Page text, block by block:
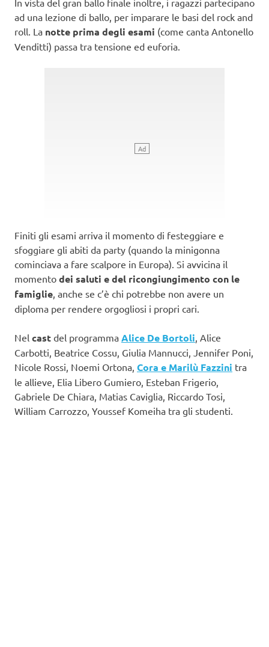
ad una lezione di ballo, per imparare le basi del rock and
roll. La notte prima degli esami (come canta Antonello
Venditti) passa tra tensione ed euforia.
Finiti gli esami arriva il momento di festeggiare e
sfoggiare gli abiti da party (quando la minigonna
cominciava a fare scalpore in Europa). Si avvicina il
momento dei saluti e del ricongiungimento con le
famiglie , anche se c’è chi potrebbe non avere un
diploma per rendere orgogliosi i propri cari.
Nel cast del programma Alice De Bortoli , Alice
Carbotti, Beatrice Cossu, Giulia Mannucci, Jennifer Poni,
Nicole Rossi, Noemi Ortona, Cora e Marilù Fazzini tra
le allieve, Elia Libero Gumiero, Esteban Frigerio,
Gabriele De Chiara, Matias Caviglia, Riccardo Tosi,
William Carrozzo, Youssef Komeiha tra gli studenti.